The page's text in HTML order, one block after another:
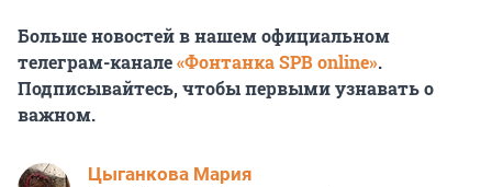
Больше новостей в нашем официальном
телеграм-канале«Фонтанка SPB online».
Подписывайтесь, чтобы первыми узнавать о
важном.
Цыганкова Мария